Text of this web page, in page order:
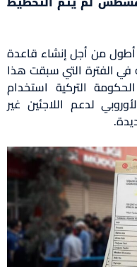
أطول من أجل إنشاء قاعدة
في الفترة التي سبقت هذا
التركية استخدام
لدعم اللاجئين غير